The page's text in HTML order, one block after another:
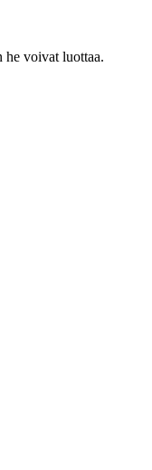
he voivat luottaa.